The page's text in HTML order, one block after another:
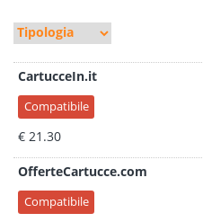
CartucceIn.it
Compatibile
€ 21.30
OfferteCartucce.com
Compatibile